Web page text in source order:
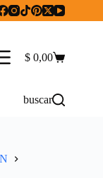
Carro
$ 0,00
buscar